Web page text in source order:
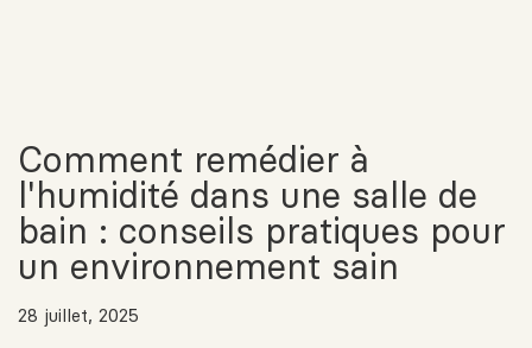
Comment remédier à
l'humidité dans une salle de
bain : conseils pratiques pour
un environnement sain
28 juillet, 2025